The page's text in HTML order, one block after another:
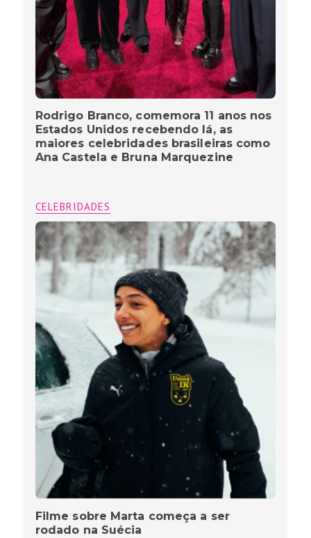
Rodrigo Branco, comemora 11 anos nos
Estados Unidos recebendo lá, as
maiores celebridades brasileiras como
Ana Castela e Bruna Marquezine
CELEBRIDADES
Filme sobre Marta começa a ser
rodado na Suécia